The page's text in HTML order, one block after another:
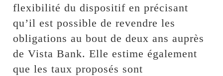
flexibilité du dispositif en précisant
qu’il est possible de revendre les
obligations au bout de deux ans auprès
de Vista Bank. Elle estime également
que les taux proposés sont